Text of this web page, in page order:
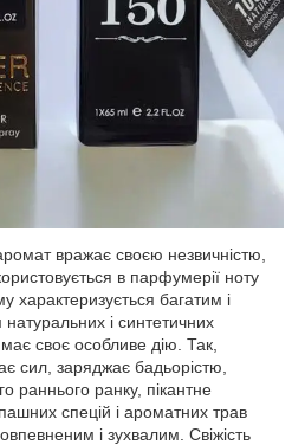
вражає своєю незвичністю,
в парфумерії ноту
багатим і
і синтетичних
має своє особливе дію. Так,
сил, заряджає бадьорістю,
раннього ранку, пікантне
спецій і ароматних трав
і зухвалим. Свіжість